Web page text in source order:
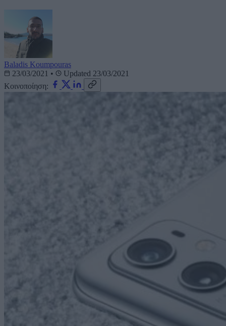
Baladis Koumpouras
23/03/2021 •
Updated 23/03/2021
Κοινοποίηση: